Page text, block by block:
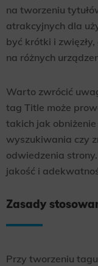
na tworzeniu
atrakcyjnych dla
być krótki i
na różnych
Warto zwrócić
tag Title może
takich jak
wyszukiwania czy
odwiedzenia
jakość i
Zasady
Przy tworzeniu